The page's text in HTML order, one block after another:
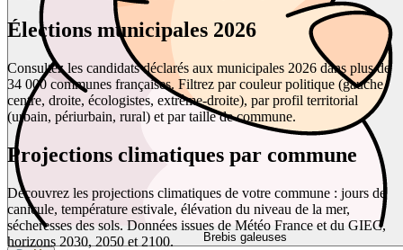
Brebis galeuses
Élections municipales 2026
Consultez les candidats déclarés aux municipales 2026 dans plus de
34 000 communes françaises. Filtrez par couleur politique (gauche,
centre, droite, écologistes, extrême-droite), par profil territorial
(urbain, périurbain, rural) et par taille de commune.
Projections climatiques par commune
Découvrez les projections climatiques de votre commune : jours de
canicule, température estivale, élévation du niveau de la mer,
sécheresses des sols. Données issues de Météo France et du GIEC,
horizons 2030, 2050 et 2100.